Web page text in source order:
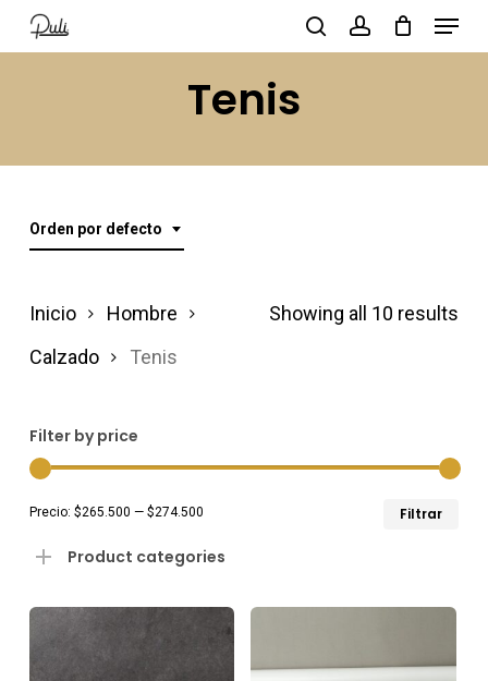
Skip
to
searchaccount
Menu
Tenis
Orden por defecto
Showing all 10 results
Inicio
Hombre
Calzado
Tenis
Filter by price
Filtrar
Precio: $265.500 — $274.500
Product categories